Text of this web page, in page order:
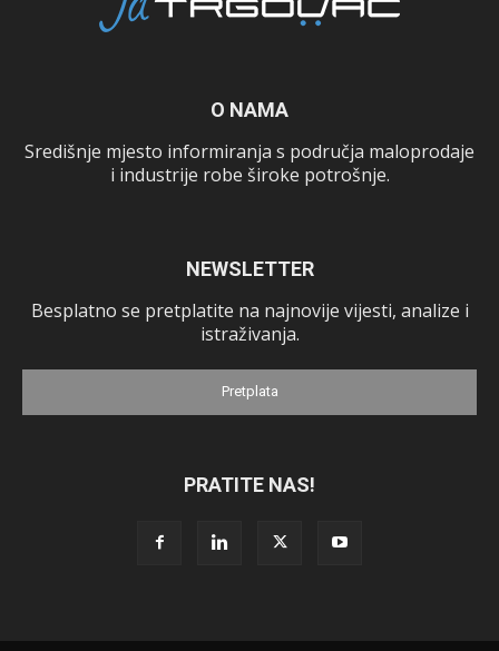
O NAMA
Središnje mjesto informiranja s područja maloprodaje
i industrije robe široke potrošnje.
NEWSLETTER
Besplatno se pretplatite na najnovije vijesti, analize i
istraživanja.
Pretplata
PRATITE NAS!